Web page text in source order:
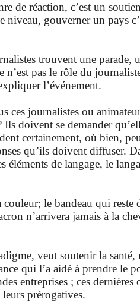
de réaction, c’est un
gouverner un pays
trouvent une parade,
pas le rôle du
l’événement.
ces journalistes ou
doivent se demander
certainement, où bien,
qu’ils doivent diffuser.
éléments de langage, le
le bandeau qui reste
n’arrivera jamais à la
veut soutenir la santé,
qui l’a aidé à prendre le
entreprises ; ces
prérogatives.